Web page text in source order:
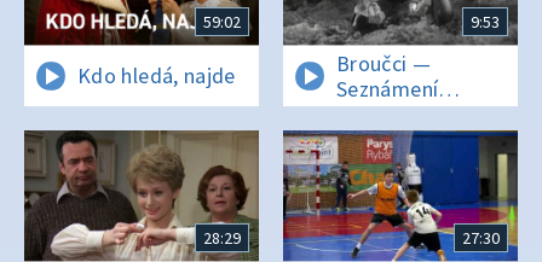
59:02
Kdo hledá, najde
9:53
Broučci —
Seznámení
s Verunkou
28:29 27:30